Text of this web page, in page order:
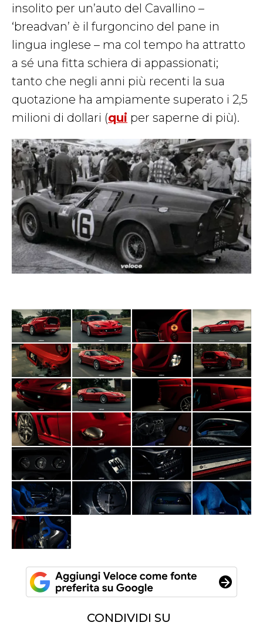
insolito per un’auto del Cavallino –
‘breadvan’ è il furgoncino del pane in
lingua inglese – ma col tempo ha attratto
a sé una fitta schiera di appassionati;
tanto che negli anni più recenti la sua
quotazione ha ampiamente superato i 2,5
milioni di dollari (qui per saperne di più).
CONDIVIDI SU